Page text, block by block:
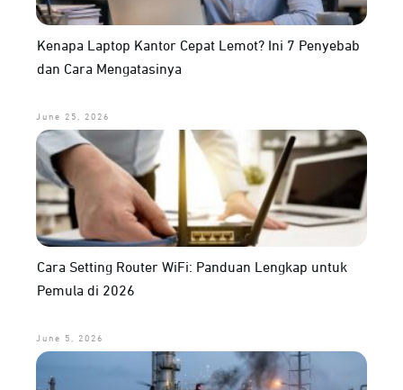
Kenapa Laptop Kantor Cepat Lemot? Ini 7 Penyebab
dan Cara Mengatasinya
June 25, 2026
Cara Setting Router WiFi: Panduan Lengkap untuk
Pemula di 2026
June 5, 2026